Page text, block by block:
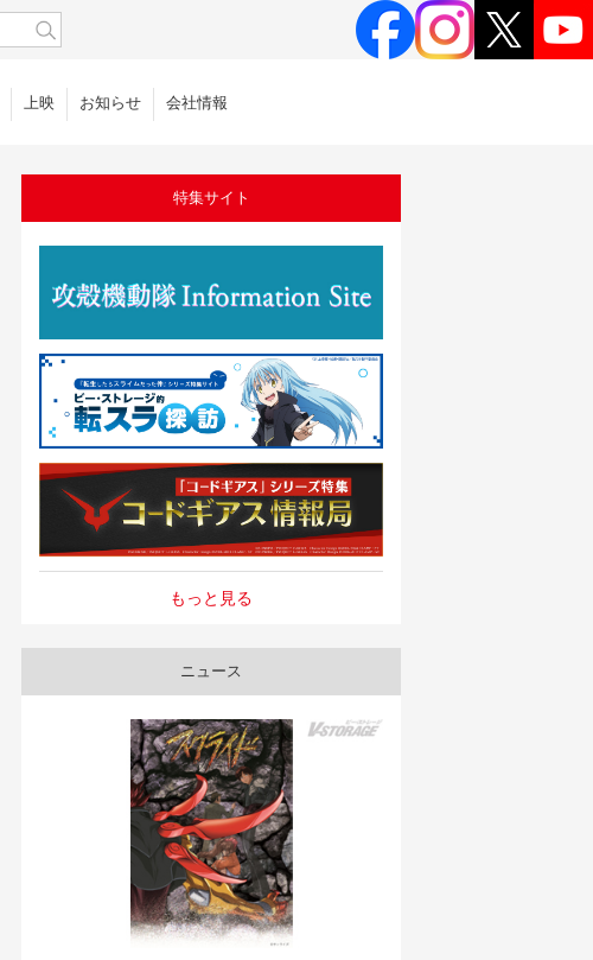
上映 お知らせ 会社情報
特集サイト
もっと見る
ニュース